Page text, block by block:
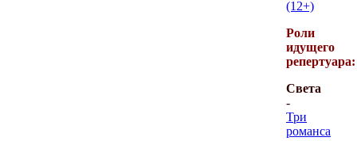
(12+)
Роли
идущего
репертуара:
Света
-
Три
романса